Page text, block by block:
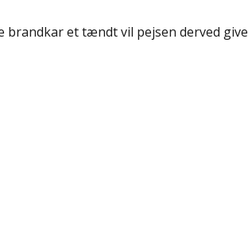
brandkar et tændt vil pejsen derved give